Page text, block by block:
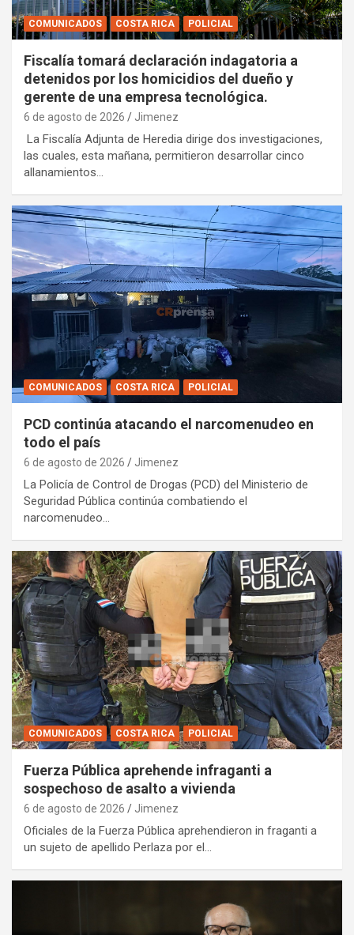
COMUNICADOS COSTA RICA POLICIAL
Fiscalía tomará declaración indagatoria a
detenidos por los homicidios del dueño y
gerente de una empresa tecnológica.
6 de agosto de 2026 Jimenez
La Fiscalía Adjunta de Heredia dirige dos investigaciones,
las cuales, esta mañana, permitieron desarrollar cinco
allanamientos…
COMUNICADOS COSTA RICA POLICIAL
PCD continúa atacando el narcomenudeo en
todo el país
6 de agosto de 2026 Jimenez
La Policía de Control de Drogas (PCD) del Ministerio de
Seguridad Pública continúa combatiendo el
narcomenudeo…
COMUNICADOS COSTA RICA POLICIAL
Fuerza Pública aprehende infraganti a
sospechoso de asalto a vivienda
6 de agosto de 2026 Jimenez
Oficiales de la Fuerza Pública aprehendieron in fraganti a
un sujeto de apellido Perlaza por el…